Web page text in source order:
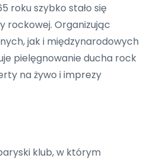
roku szybko stało się
rockowej. Organizując
jak i międzynarodowych
pielęgnowanie ducha rock
na żywo i imprezy
klub, w którym